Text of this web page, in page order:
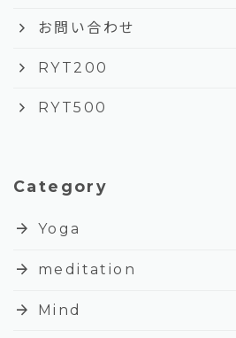
keyboard_arrow_right お問い合わせ
keyboard_arrow_right RYT200
keyboard_arrow_right RYT500
Category
arrow_forward Yoga
arrow_forward
meditation
arrow_forward
Mind